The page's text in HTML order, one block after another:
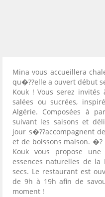
Mina vous accueillera
qu�??elle a ouvert début
Kouk ! Vous serez
salées ou sucrées,
Algérie. Composées à
suivant les saisons et
jour s�??accompagnent
et de boissons maison.
Kouk vous propose
essences naturelles de
secs. Le restaurant est
de 9h à 19h afin de
moment !